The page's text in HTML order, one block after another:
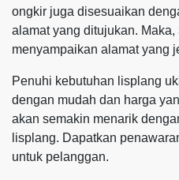
ongkir juga disesuaikan
alamat yang ditujukan.
menyampaikan alamat yang
Penuhi kebutuhan lisplang
dengan mudah dan harga
akan semakin menarik
lisplang. Dapatkan
untuk pelanggan.